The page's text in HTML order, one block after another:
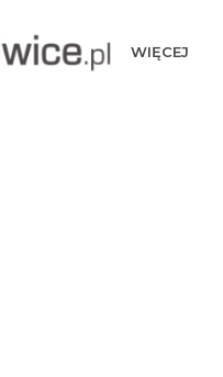
WIĘCEJ